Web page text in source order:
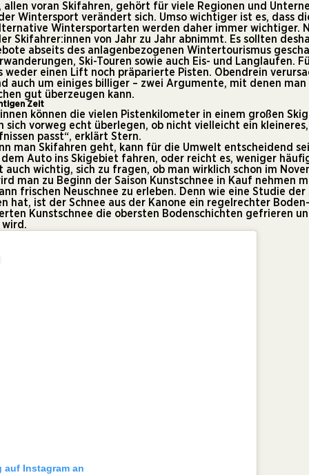
allen voran Skifahren, gehört für viele Regionen und
Wintersport verändert sich. Umso wichtiger ist es, dass
Wintersportarten werden daher immer wichtiger.
Skifahrer:innen von Jahr zu Jahr abnimmt. Es sollten
abseits des anlagenbezogenen Wintertourismus
Ski-Touren sowie auch Eis- und Langlaufen.
einen Lift noch präparierte Pisten. Obendrein
auch um einiges billiger – zwei Argumente, mit denen
gut überzeugen kann.
Zeit
können die vielen Pistenkilometer in einem großen
sich vorweg echt überlegen, ob nicht vielleicht ein
passt“, erklärt Stern.
man Skifahren geht, kann für die Umwelt entscheidend
Auto ins Skigebiet fahren, oder reicht es, weniger
auch wichtig, sich zu fragen, ob man wirklich schon im
man zu Beginn der Saison Kunstschnee in Kauf nehmen
frischen Neuschnee zu erleben. Denn wie eine Studie
hat, ist der Schnee aus der Kanone ein regelrechter
Kunstschnee die obersten Bodenschichten gefrieren
auf Instagram an